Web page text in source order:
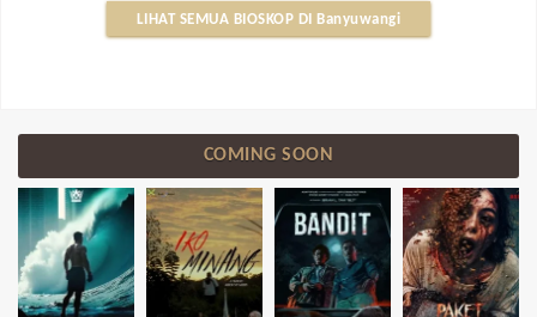
LIHAT SEMUA BIOSKOP DI Banyuwangi
COMING SOON